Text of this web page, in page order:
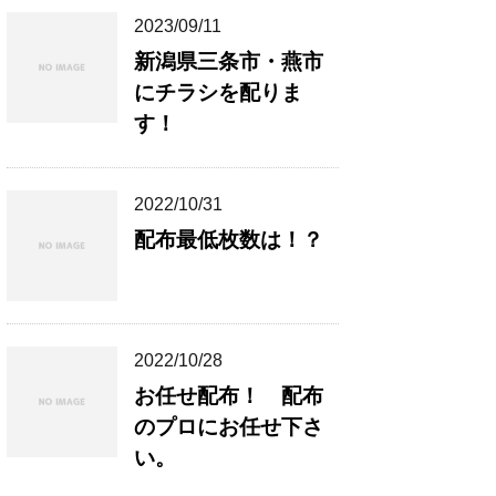
2023/09/11
新潟県三条市・燕市
にチラシを配りま
す！
2022/10/31
配布最低枚数は！？
2022/10/28
お任せ配布！ 配布
のプロにお任せ下さ
い。